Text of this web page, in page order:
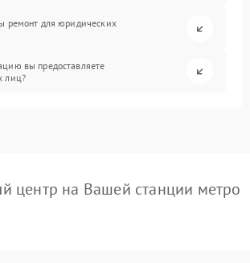
ремонт для юридических
вы предоставляете
лиц?
центр на Вашей станции метро